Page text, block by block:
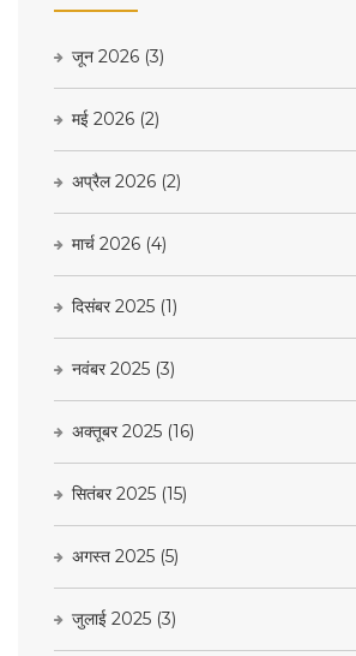
जून 2026 (3)
मई 2026 (2)
अप्रैल 2026 (2)
मार्च 2026 (4)
दिसंबर 2025 (1)
नवंबर 2025 (3)
अक्तूबर 2025 (16)
सितंबर 2025 (15)
अगस्त 2025 (5)
जुलाई 2025 (3)